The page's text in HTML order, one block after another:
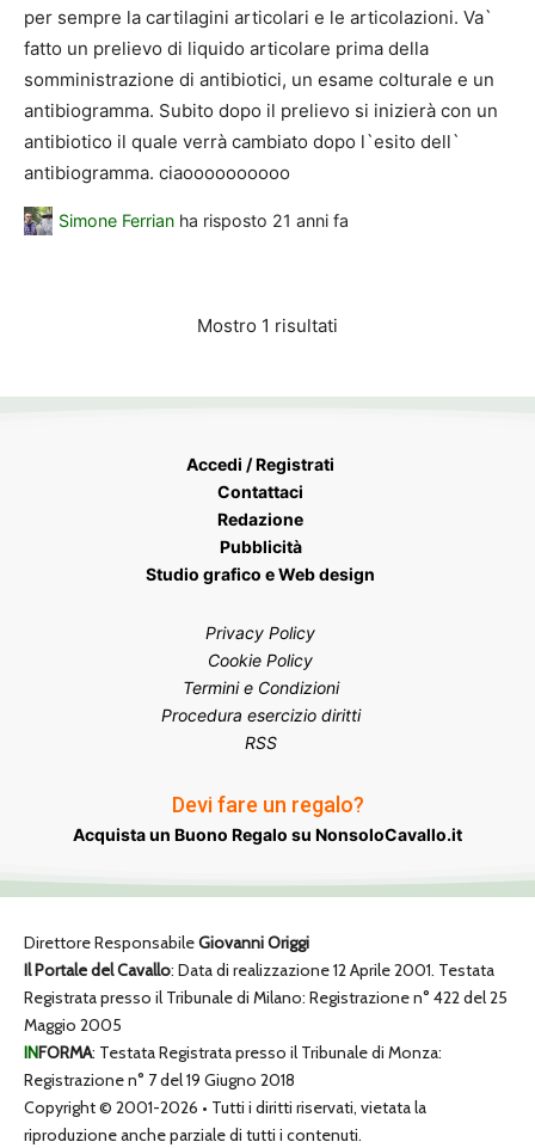
per sempre la cartilagini articolari e le articolazioni. Va`
fatto un prelievo di liquido articolare prima della
somministrazione di antibiotici, un esame colturale e un
antibiogramma. Subito dopo il prelievo si inizierà con un
antibiotico il quale verrà cambiato dopo l`esito dell`
antibiogramma. ciaoooooooooo
Simone Ferrian ha risposto 21 anni fa
Mostro 1 risultati
Accedi / Registrati
Contattaci
Redazione
Pubblicità
Studio grafico e Web design
Privacy Policy
Cookie Policy
Termini e Condizioni
Procedura esercizio diritti
RSS
Devi fare un regalo?
Acquista un Buono Regalo su NonsoloCavallo.it
Direttore ResponsabileGiovanni Origgi
Il Portale del Cavallo: Data di realizzazione 12 Aprile 2001. Testata
Registrata presso il Tribunale di Milano: Registrazione n° 422 del 25
Maggio 2005
INFORMA: Testata Registrata presso il Tribunale di Monza:
Registrazione n° 7 del 19 Giugno 2018
Copyright © 2001-2026 • Tutti i diritti riservati, vietata la
riproduzione anche parziale di tutti i contenuti.